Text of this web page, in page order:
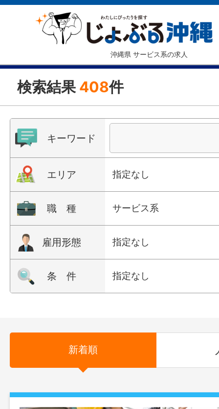
沖縄県 サービス系の求人
検索結果 408件
キーワード
エリア 指定なし
職 種 サービス系
雇用形態 指定なし
条 件 指定なし
新着順